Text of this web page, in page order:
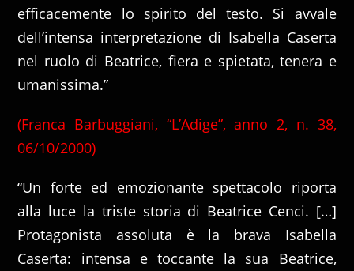
efficacemente lo spirito del testo. Si avvale
dell’intensa interpretazione di Isabella Caserta
nel ruolo di Beatrice, fiera e spietata, tenera e
umanissima.”
(Franca Barbuggiani, “L’Adige”, anno 2, n. 38,
06/10/2000)
“Un forte ed emozionante spettacolo riporta
alla luce la triste storia di Beatrice Cenci. […]
Protagonista assoluta è la brava Isabella
Caserta: intensa e toccante la sua Beatrice,